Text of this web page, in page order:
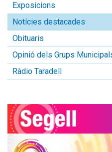
Exposicions
Notícies destacades
Obituaris
Opinió dels Grups
Ràdio Taradell